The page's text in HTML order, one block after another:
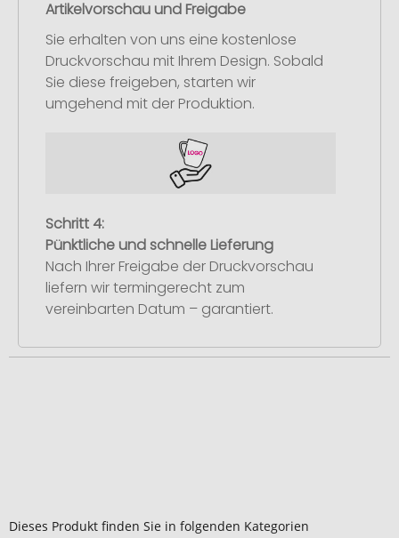
Artikelvorschau und Freigabe
Sie erhalten von uns eine kostenlose
Druckvorschau mit Ihrem Design. Sobald
Sie diese freigeben, starten wir
umgehend mit der Produktion.
Schritt 4:
Pünktliche und schnelle Lieferung
Nach Ihrer Freigabe der Druckvorschau
liefern wir termingerecht zum
vereinbarten Datum – garantiert.
Dieses Produkt finden Sie in folgenden Kategorien